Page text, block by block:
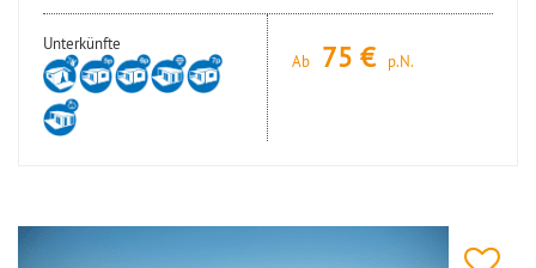
Unterkünfte
Ab
75 p.N.